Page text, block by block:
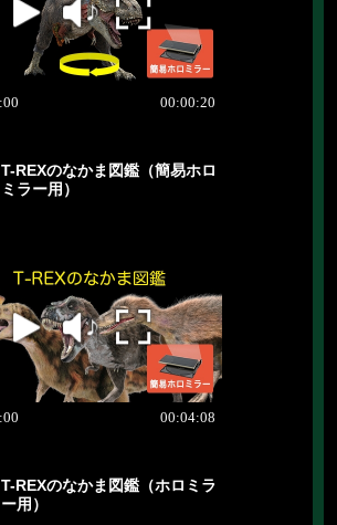
T-REXのなかま図鑑（簡易ホロ
ミラー用）
T-REXのなかま図鑑（ホロミラ
ー用）